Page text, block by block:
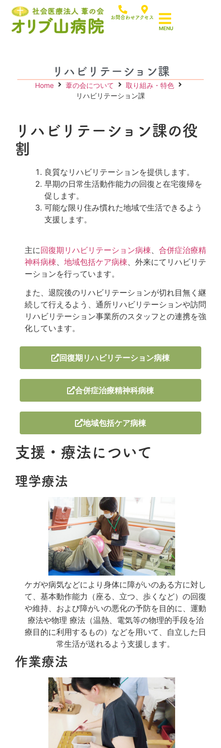
お問合わせアクセス
リハビリテーション課
Home 葦の会について
取り組み・特色
リハビリテーション課
リハビリテーション課の役
割
良質なリハビリテーションを提供します。
早期の日常生活動作能力の回復と在宅復帰を
促します。
可能な限り住み慣れた地域で生活できるよう
支援します。
主に回復期リハビリテーション病棟、 合併症治療精
神科病棟、 地域包括ケア病棟、外来にてリハビリテ
ーションを行っています。
また、退院後のリハビリテーションが切れ目無く継
続して行えるよう、通所リハビリテーションや訪問
リハビリテーション事業所のスタッフとの連携を強
化しています。
回復期リハビリテーション病棟
合併症治療精神科病棟
地域包括ケア病棟
支援・療法について
理学療法
ケガや病気などにより身体に障がいのある方に対し
て、基本動作能力（座る、立つ、歩くなど）の回復
や維持、および障がいの悪化の予防を目的に、運動
療法や物理 療法（温熱、電気等の物理的手段を治
療目的に利用するもの）などを用いて、自立した日
常生活が送れるよう支援します。
作業療法